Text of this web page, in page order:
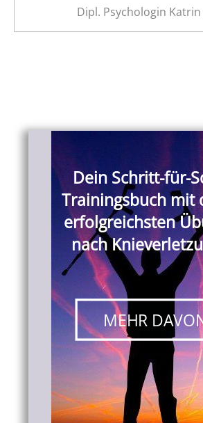
Dipl. Psychologin
Dein Schritt-für-
Trainingsbuch mit
erfolgreichsten
nach
MEHR